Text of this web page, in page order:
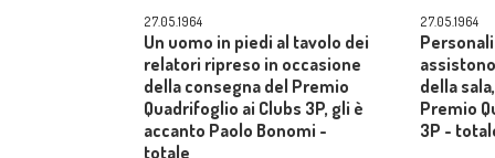
27.05.1964
Un uomo in piedi al tavolo dei
relatori ripreso in occasione
della consegna del Premio
Quadrifoglio ai Clubs 3P, gli è
accanto Paolo Bonomi -
totale
27.05.1964
della
Premio
3P -